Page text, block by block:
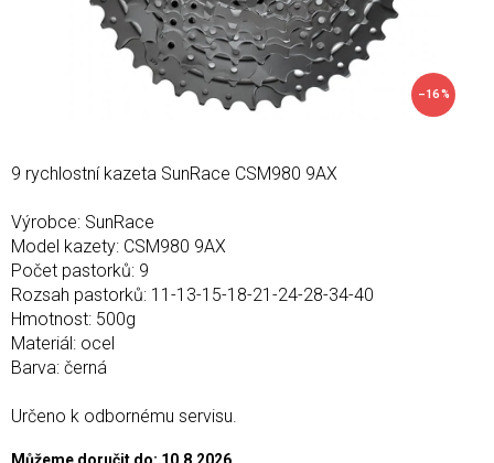
–16 %
9 rychlostní kazeta SunRace CSM980 9AX
Výrobce: SunRace
Model kazety: CSM980 9AX
Počet pastorků: 9
Rozsah pastorků: 11-13-15-18-21-24-28-34-40
Hmotnost: 500g
Materiál: ocel
Barva: černá
Určeno k odbornému servisu.